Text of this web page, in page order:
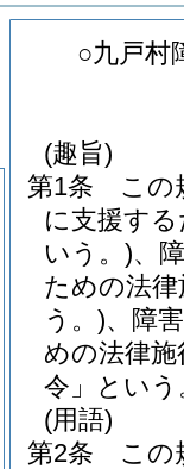
○九戸村
(趣旨)
第1条
この
に支援す
いう。)、
ための法律
う。)、障
めの法律施
令」という
(用語)
第2条
この